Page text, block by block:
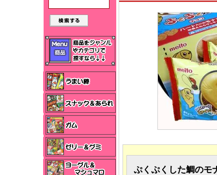
ぷくぷくした鯛のモ